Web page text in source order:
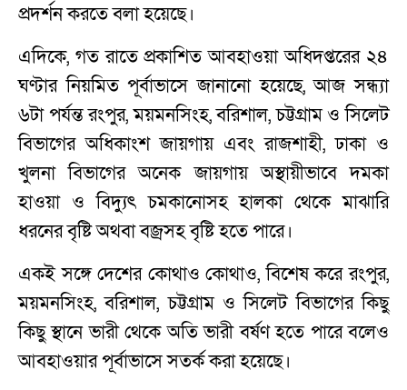
প্রদর্শন করতে বলা হয়েছে।
এদিকে, গত রাতে প্রকাশিত আবহাওয়া অধিদপ্তরের ২৪
ঘণ্টার নিয়মিত পূর্বাভাসে জানানো হয়েছে, আজ সন্ধ্যা
৬টা পর্যন্ত রংপুর, ময়মনসিংহ, বরিশাল, চট্টগ্রাম ও সিলেট
বিভাগের অধিকাংশ জায়গায় এবং রাজশাহী, ঢাকা ও
খুলনা বিভাগের অনেক জায়গায় অস্থায়ীভাবে দমকা
হাওয়া ও বিদ্যুৎ চমকানোসহ হালকা থেকে মাঝারি
ধরনের বৃষ্টি অথবা বজ্রসহ বৃষ্টি হতে পারে।
একই সঙ্গে দেশের কোথাও কোথাও, বিশেষ করে রংপুর,
ময়মনসিংহ, বরিশাল, চট্টগ্রাম ও সিলেট বিভাগের কিছু
কিছু স্থানে ভারী থেকে অতি ভারী বর্ষণ হতে পারে বলেও
আবহাওয়ার পূর্বাভাসে সতর্ক করা হয়েছে।